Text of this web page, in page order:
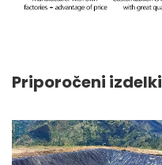
Priporočeni izdelki